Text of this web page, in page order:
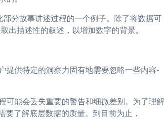
分故事讲述过程的一个例子。除了将数据可
描述性的叙述，以增加数字的背景。
提供特定的洞察力固有地需要忽略一些内容-
可能会丢失重要的警告和细微差别。为了理解
了解底层数据的质量。到目前为止，